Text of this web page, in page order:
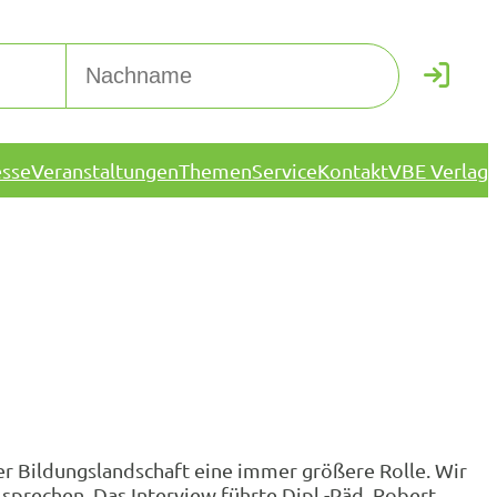
VeranstaltungenThemenServiceKontaktVBE Verlag
Bildungslandschaft eine immer größere Rolle. Wir